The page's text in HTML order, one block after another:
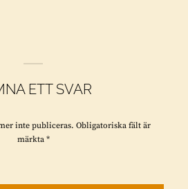
ETT SVAR
inte publiceras. Obligatoriska fält är
märkta *